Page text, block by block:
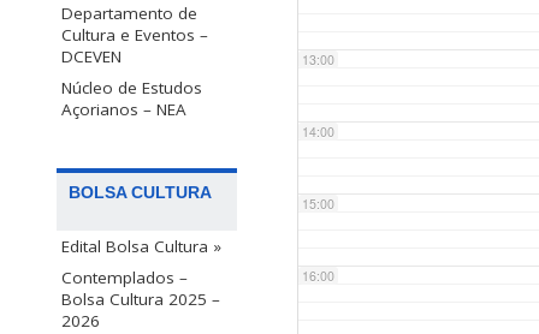
Departamento de
Cultura e Eventos –
DCEVEN
Núcleo de Estudos
Açorianos – NEA
BOLSA CULTURA
Edital Bolsa Cultura »
Contemplados –
Bolsa Cultura 2025 –
2026
13:00
14:00
15:00
16:00